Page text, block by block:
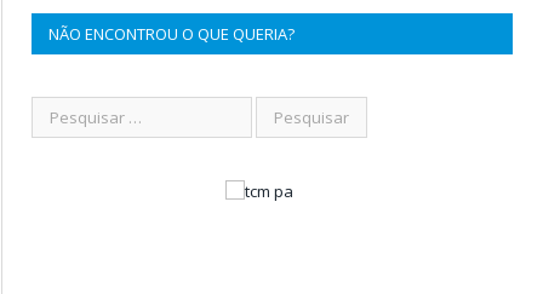
NÃO ENCONTROU O QUE QUERIA?